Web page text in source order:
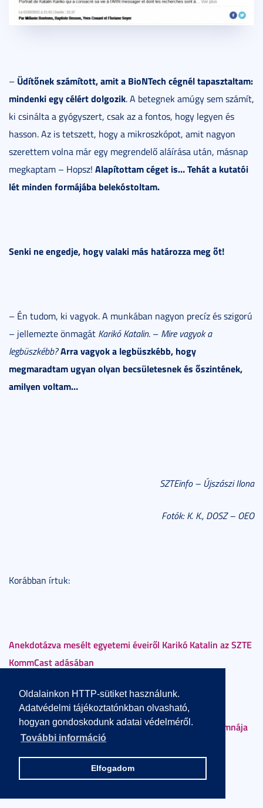
Oldalainkon HTTP-sütiket használunk.
Adatvédelmi tájékoztatónkban olvasható,
hogyan gondoskodunk adatai védelméről.
További információ
Elfogadom
– Üdítőnek számított, amit a BioNTech cégnél tapasztaltam:
mindenki egy célért dolgozik. A betegnek amúgy sem számít,
ki csinálta a gyógyszert, csak az a fontos, hogy legyen és
hasson. Az is tetszett, hogy a mikroszkópot, amit nagyon
szerettem volna már egy megrendelő aláírása után, másnap
megkaptam – Hopsz! Alapítottam céget is… Tehát a kutatói
lét minden formájába belekóstoltam.
Senki ne engedje, hogy valaki más határozza meg őt!
– Én tudom, ki vagyok. A munkában nagyon precíz és szigorú
– jellemezte önmagát Karikó Katalin. – Mire vagyok a
legbüszkébb?Arra vagyok a legbüszkébb, hogy
megmaradtam ugyan olyan becsületesnek és őszintének,
amilyen voltam…
SZTEinfo – Újszászi Ilona
Fotók: K. K., DOSZ – OEO
Korábban írtuk:
Anekdotázva mesélt egyetemi éveiről Karikó Katalin az SZTE
KommCast adásában
Széchenyi-díjat kapott Dr. Karikó Katalin, az SZTE alumnája
és Prof. Dr. Kemény Lajos, a Bőrgyógyászati Klinika
igazgatója